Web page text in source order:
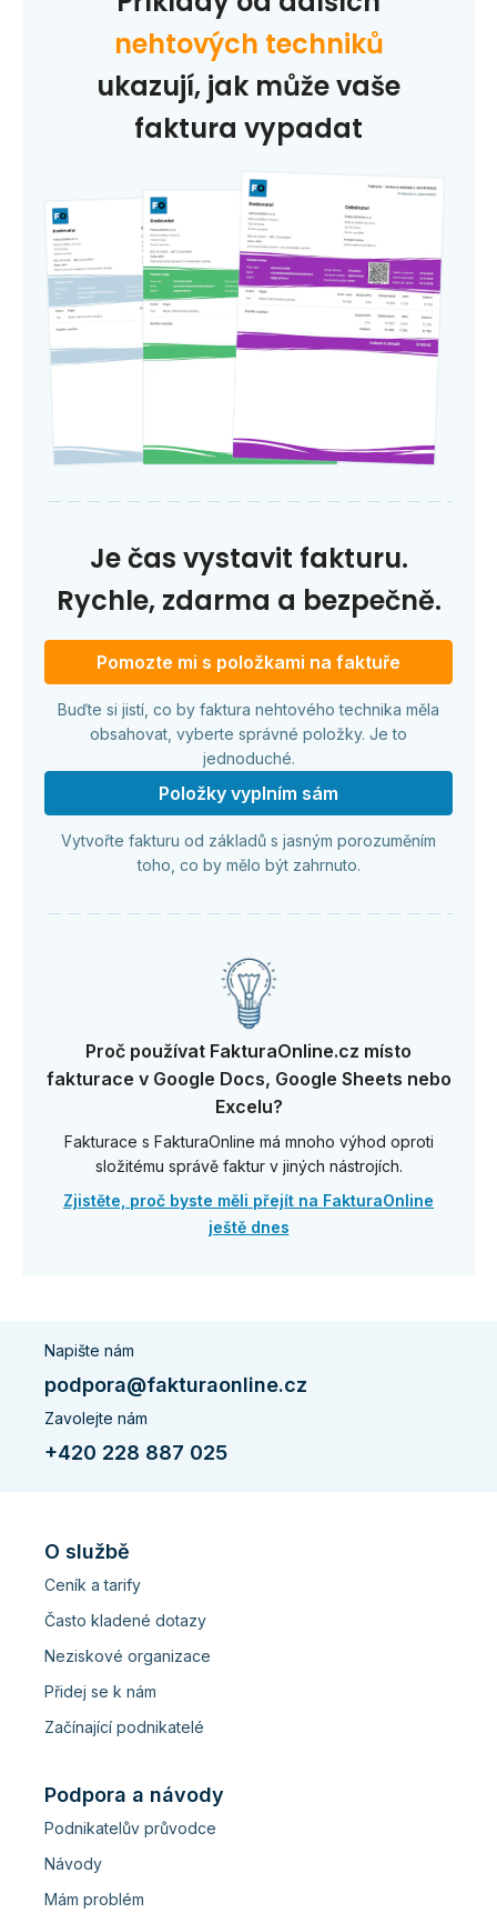
nehtových techniků
ukazují, jak může vaše
faktura vypadat
Je čas vystavit fakturu.
Rychle, zdarma a bezpečně.
Pomozte mi s položkami na faktuře
Buďte si jistí, co by faktura nehtového technika měla
obsahovat, vyberte správné položky. Je to
jednoduché.
Položky vyplním sám
Vytvořte fakturu od základů s jasným porozuměním
toho, co by mělo být zahrnuto.
Proč používat FakturaOnline.cz místo
fakturace v Google Docs, Google Sheets nebo
Excelu?
Fakturace s FakturaOnline má mnoho výhod oproti
složitému správě faktur v jiných nástrojích.
Zjistěte, proč byste měli přejít na FakturaOnline
ještě dnes
Napište nám
podpora@fakturaonline.cz
Zavolejte nám
+420 228 887 025
O službě
Ceník a tarify
Často kladené dotazy
Neziskové organizace
Přidej se k nám
Začínající podnikatelé
Podpora a návody
Podnikatelův průvodce
Návody
Mám problém